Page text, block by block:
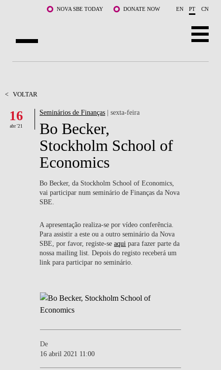
Saltar para o conteúdo principalNOVA SBE TODAY DONATE NOW EN PT CN
DOCENTES E INVESTIGAÇÃO
COMUNIDADE
LIFE AT NOVA SBE
WHAT'S HAPPENING
< VOLTAR
16
abr '21
Seminários de Finanças | sexta-feira
Bo Becker,
Stockholm School of
Economics
Bo Becker, da Stockholm School of Economics,
vai participar num seminário de Finanças da Nova
SBE.
A apresentação realiza-se por vídeo conferência.
Para assistir a este ou a outro seminário da Nova
SBE, por favor, registe-seaqui para fazer parte da
nossa mailing list. Depois do registo receberá um
link para participar no seminário.
De
16 abril 2021 11:00